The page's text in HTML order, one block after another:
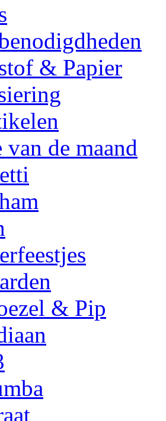
& Papier
de maand
& Pip